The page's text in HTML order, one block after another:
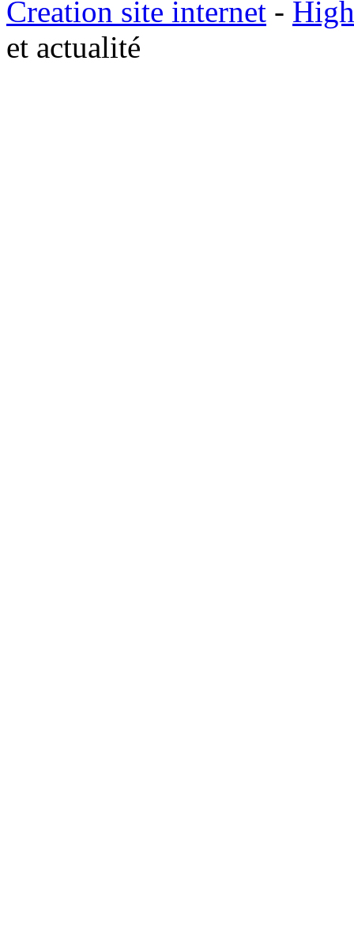
Creation site internet -
et actualité